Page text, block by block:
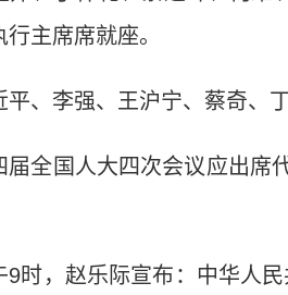
主席席就座。
平、李强、王沪宁、蔡奇、
届全国人大四次会议应出席
9时，赵乐际宣布：中华人